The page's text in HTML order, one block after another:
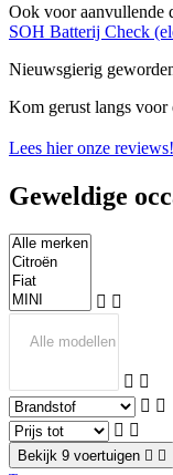
Ook voor aanvullende
SOH Batterij Check
Nieuwsgierig
Kom gerust langs voor
Lees hier onze reviews!
Geweldige
Bekijk 9 voertuigen